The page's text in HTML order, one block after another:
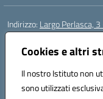
Cookies e altri
Il nostro Istituto non
sono utilizzati
Indirizzo: Largo Perlasca,
Centralino:
Posta elettronica
Codice fiscale:
Codice meccanografico: